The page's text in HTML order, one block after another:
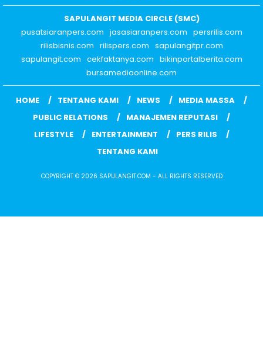
SAPULANGIT MEDIA CIRCLE (SMC)
pusatsiaranpers.com jasasiaranpers.com persrilis.com
rilisbisnis.com rilispers.com sapulangitpr.com
sapulangit.com cekfaktanya.com bikinportalberita.com
bursamediaonline.com
HOME TENTANG KAMI NEWS
MEDIA MASSA
PUBLIC RELATIONS
MANAJEMEN REPUTASI
LIFESTYLE
ENTERTAINMENT
PERS RILIS
TENTANG KAMI
COPYRIGHT © 2026 SAPULANGIT.COM - ALL RIGHTS RESERVED